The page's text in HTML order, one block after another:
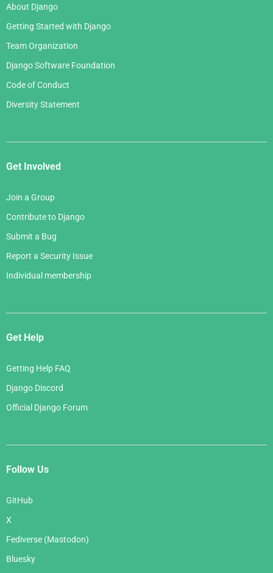
About Django
Getting Started with Django
Team Organization
Django Software Foundation
Code of Conduct
Diversity Statement
Get Involved
Join a Group
Contribute to Django
Submit a Bug
Report a Security Issue
Individual membership
Get Help
Getting Help FAQ
Django Discord
Official Django Forum
Follow Us
GitHub
X
Fediverse (Mastodon)
Bluesky